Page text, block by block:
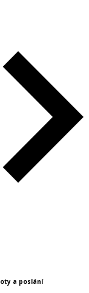
a poslání